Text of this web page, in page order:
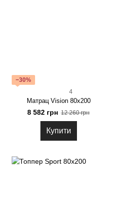
−30%
4
Матрац Vision 80x200
8 582 грн 12 260 грн
Купити